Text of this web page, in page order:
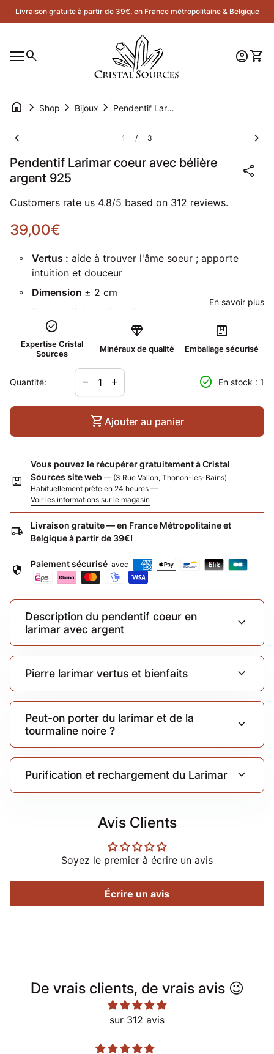
Skip to content
Livraison gratuite à partir de 39€, en France métropolitaine & Belgique
Navigation mobile
search
Accueil
Compte
account_circle Voir
shopping_cart
home chevron_right Shop chevron_right Bijoux chevron_right Pendentif Larimar coeur avec bélière argent 925
chevron_left 1 / 3 chevron_right
Pendentif Larimar coeur avec bélière
argent 925
share
Customers rate us 4.8/5 based on 312 reviews.
Prix normal
39,00€
Vertus : aide à trouver l'âme soeur ; apporte
intuition et douceur
Dimension ± 2 cm
Localité :
République dominicaine
En savoir plus
check_circle
Expertise Cristal
Sources
diamond
Minéraux de qualité
package
Emballage sécurisé
Quantité:
Diminuer la quantité pour
remove
Augmenter la quantité pour
add check_circle En stock : 1
shopping_cart Ajouter au panier
package
Vous pouvez le récupérer gratuitement à Cristal
Sources site web — (3 Rue Vallon, Thonon-les-Bains)
Habituellement prête en 24 heures —
Voir les informations sur le magasin
local_shipping
Livraison gratuite — en France Métropolitaine et
Belgique à partir de 39€!
security Paiement sécurisé avec
Description du pendentif coeur en
larimar avec argent
expand_more
Pierre larimar vertus et bienfaits expand_more
Peut-on porter du larimar et de la
tourmaline noire ?
expand_more
Purification et rechargement du Larimar expand_more
Avis Clients
Soyez le premier à écrire un avis
Écrire un avis
De vrais clients, de vrais avis 😉
sur 312 avis